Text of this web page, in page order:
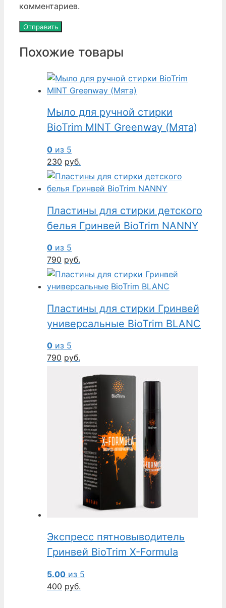
комментариев.
Похожие товары
Мыло для ручной стирки
BioTrim MINT Greenway (Мята)
0 из 5
230 руб.
Пластины для стирки детского
белья Гринвей BioTrim NANNY
0 из 5
790 руб.
Пластины для стирки Гринвей
универсальные BioTrim BLANC
0 из 5
790 руб.
Экспресс пятновыводитель
Гринвей BioTrim X-Formula
5.00 из 5
400 руб.